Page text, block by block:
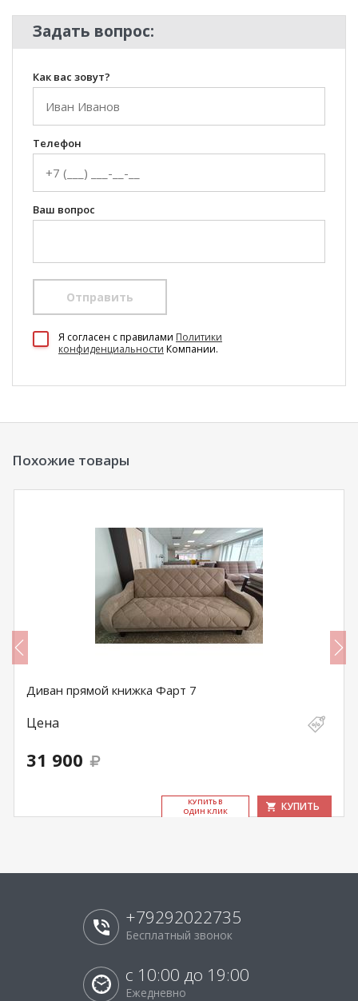
Задать вопрос:
Как вас зовут?
Телефон
Ваш вопрос
Отправить
Я согласен c правилами Политики
конфиденциальности Компании.
Похожие товары
Диван прямой книжка Фарт 7
Цена
31 900
КУ­ПИТЬ В
ОДИН КЛИК
КУПИТЬ
+79292022735
Бесплатный звонок
с 10:00 до 19:00
Ежедневно